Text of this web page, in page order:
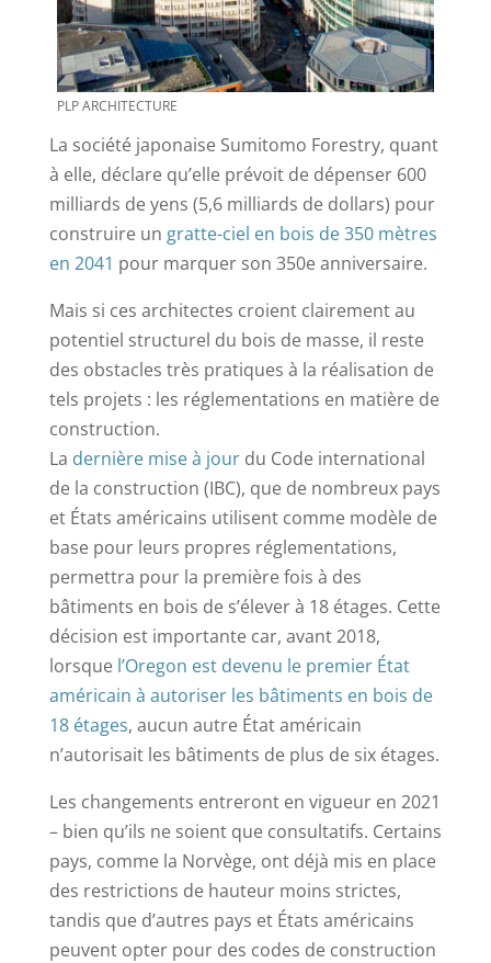
PLP ARCHITECTURE
La société japonaise Sumitomo Forestry, quant
à elle, déclare qu’elle prévoit de dépenser 600
milliards de yens (5,6 milliards de dollars) pour
construire un gratte-ciel en bois de 350 mètres
en 2041 pour marquer son 350e anniversaire.
Mais si ces architectes croient clairement au
potentiel structurel du bois de masse, il reste
des obstacles très pratiques à la réalisation de
tels projets : les réglementations en matière de
construction.
La dernière mise à jourdu Code international
de la construction (IBC), que de nombreux pays
et États américains utilisent comme modèle de
base pour leurs propres réglementations,
permettra pour la première fois à des
bâtiments en bois de s’élever à 18 étages. Cette
décision est importante car, avant 2018,
lorsque l’Oregon est devenu le premier État
américain à autoriser les bâtiments en bois de
18 étages, aucun autre État américain
n’autorisait les bâtiments de plus de six étages.
Les changements entreront en vigueur en 2021
– bien qu’ils ne soient que consultatifs. Certains
pays, comme la Norvège, ont déjà mis en place
des restrictions de hauteur moins strictes,
tandis que d’autres pays et États américains
peuvent opter pour des codes de construction